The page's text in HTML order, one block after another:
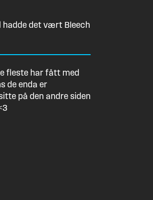
det vært Bleech
fleste har fått med
de enda er
på den andre siden